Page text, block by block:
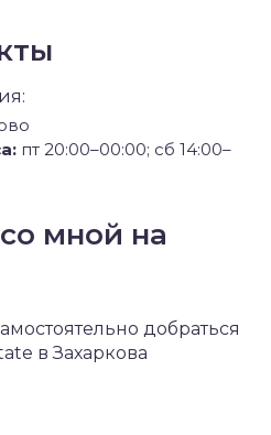
пт 20:00–00:00; сб 14:00–
мной на
добраться
в Захаркова